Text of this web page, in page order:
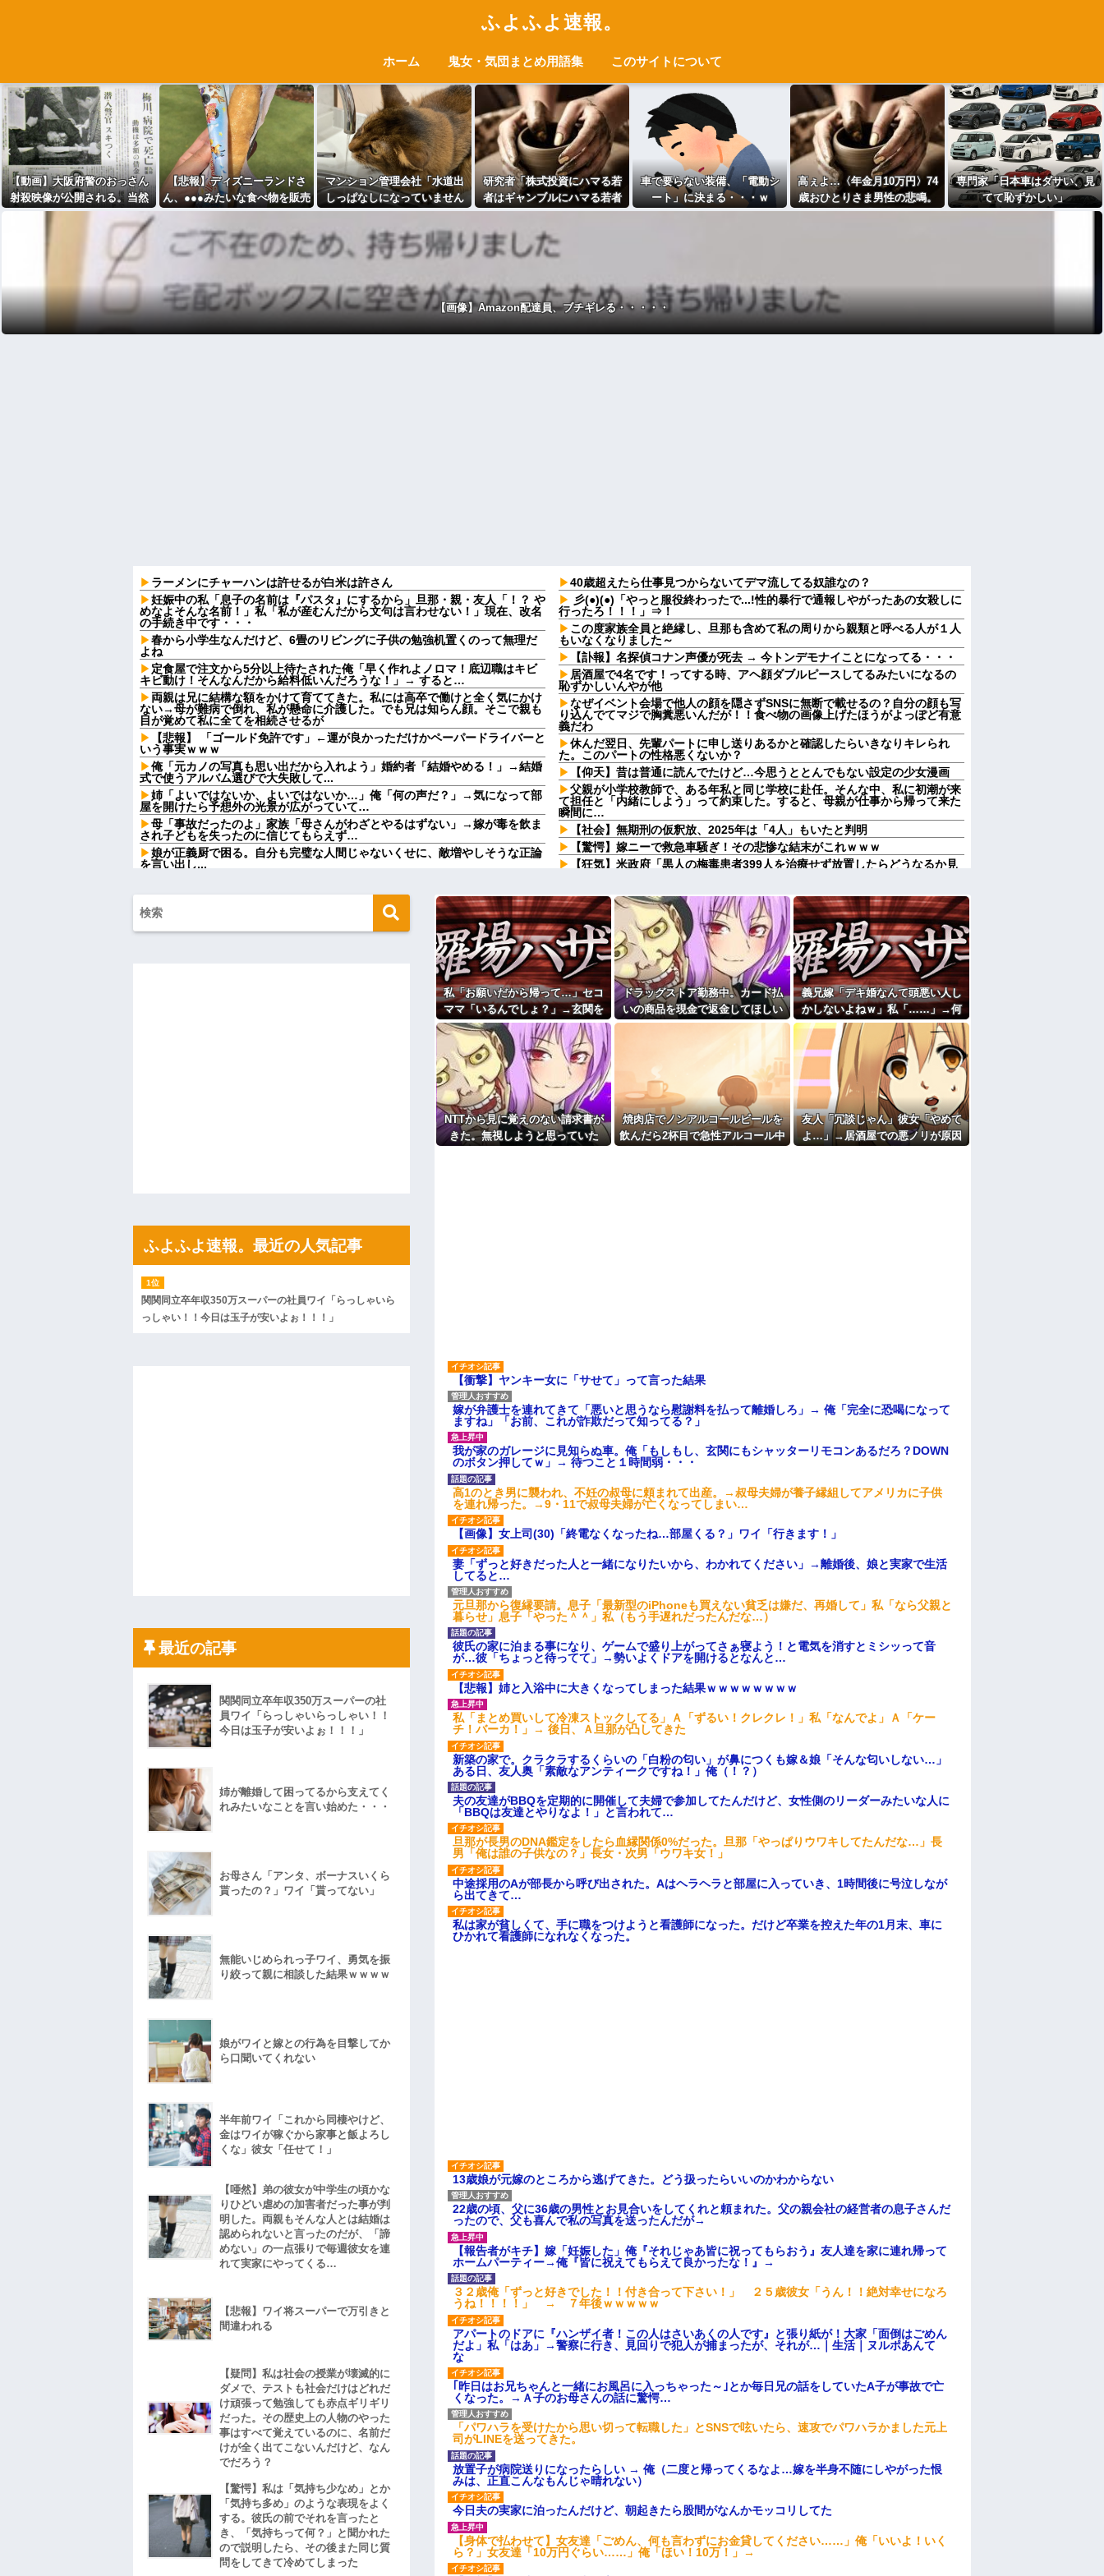
ふよふよ速報。
ホーム 鬼女・気団まとめ用語集 このサイトについて
【動画】大阪府警のおっさん
射殺映像が公開される。当然
のように無抵抗だったことが
【悲報】ディズニーランドさ
ん、●●●みたいな食べ物を販売
してしまう
マンション管理会社「水道出
しっぱなしになっていません
か？」俺「猫が飲むように常
時出してますよ」⇒結果ｗ
研究者「株式投資にハマる若
者はギャンブルにハマる若者
と同じ傾向がある」
車で要らない装備、「電動シ
ート」に決まる・・・ｗ
高ぇよ…〈年金月10万円〉74
歳おひとりさま男性の悲鳴。
「惣菜すら手が出ない」
専門家「日本車はダサい、見
てて恥ずかしい」
【画像】Amazon配達員、ブチギレる・・・・・
ラーメンにチャーハンは許せるが白米は許さん
妊娠中の私「息子の名前は『パスタ』にするから」旦那・親・友人「！？ や
めなよそんな名前！」私「私が産むんだから文句は言わせない！」現在、改名
の手続き中です・・・
春から小学生なんだけど、6畳のリビングに子供の勉強机置くのって無理だ
よね
定食屋で注文から5分以上待たされた俺「早く作れよノロマ！底辺職はキビ
キビ動け！そんなんだから給料低いんだろうな！」→ すると…
両親は兄に結構な額をかけて育ててきた。私には高卒で働けと全く気にかけ
ない→母が難病で倒れ、私が懸命に介護した。でも兄は知らん顔。そこで親も
目が覚めて私に全てを相続させるが
【悲報】 「ゴールド免許です」←運が良かっただけかペーパードライバーと
いう事実ｗｗｗ
俺「元カノの写真も思い出だから入れよう」婚約者「結婚やめる！」→結婚
式で使うアルバム選びで大失敗して...
姉「よいではないか、よいではないか…」俺「何の声だ？」→気になって部
屋を開けたら予想外の光景が広がっていて…
母「事故だったのよ」家族「母さんがわざとやるはずない」→嫁が毒を飲ま
され子どもを失ったのに信じてもらえず…
娘が正義厨で困る。自分も完璧な人間じゃないくせに、敵増やしそうな正論
を言い出し...
ていた
子供達のリクエストでシーフードカレーを作り子供達とハフハフしていたら
帰宅した夫がキレるキレる。夫「俺がシーフード嫌いなの知っているだろう...
【悲報】Z世代「なんでセルフレジなのに自分で商品通さないといけないん
【朗報】Amazonで「GANTZ」が全巻100円ｗｗｗｗｗｗｗｗｗｗ
ワイ手取り15万正社員→副業でウーバーやってるんやが金がない
祭りって謎だよな、誰が神輿担いでるの？屋台出店してる奴らは誰の許可を
【悲報】大卒初任給600万の時代へwwwwwwwwwwwwwwwwwww
ドラッグストア勤務中。カード払いの商品を現金で返金してほしいと言い張
る女性客。断っても引き下がらず、その後まさかの展開に…
ハードオフに売っていた4万4000円のフィギュアがヤバすぎるｗｗｗｗｗｗ
私「ちょっと、人の家の金庫触らないでよ！」キチママ『そこに金庫があっ
たから、開けてみようとしただけ☆』義兄「泥は出てけ！二度と来るな！」結
私「初めて飲む味だけどなんのお茶？」彼「ちっ！」私「」
【ネット騒然】惨殺されたタワマン頂き女子のこの動画、すげえええええｗ
ｗｗｗｗｗｗｗｗｗｗ
【愕然】白のクラウン俺氏、高速道路左車線を制限速度で走った結果
wwwwwwwwwwww
百年の恋12-899 食べた量を張り合ってくる
【悲報】佐藤輝明・・・２軍でも盛大にやらかす←あまり悲しませないでく
40歳超えたら仕事見つからないてデマ流してる奴誰なの？
彡(●)(●)「やっと服役終わったで...!性的暴行で通報しやがったあの女殺しに
行ったろ！！！」⇒！
この度家族全員と絶縁し、旦那も含めて私の周りから親類と呼べる人が１人
もいなくなりました～
【訃報】名探偵コナン声優が死去 → 今トンデモナイことになってる・・・
居酒屋で4名です！ってする時、アヘ顔ダブルピースしてるみたいになるの
恥ずかしいんやが他
なぜイベント会場で他人の顔を隠さずSNSに無断で載せるの？自分の顔も写
り込んでてマジで胸糞悪いんだが！！食べ物の画像上げたほうがよっぽど有意
義だわ
休んだ翌日、先輩パートに申し送りあるかと確認したらいきなりキレられ
た。このパートの性格悪くないか？
【仰天】昔は普通に読んでたけど…今思うととんでもない設定の少女漫画
父親が小学校教師で、ある年私と同じ学校に赴任。そんな中、私に初潮が来
て担任と「内緒にしよう」って約束した。すると、母親が仕事から帰って来た
瞬間に…
【社会】無期刑の仮釈放、2025年は「4人」もいたと判明
【驚愕】嫁ニーで救急車騒ぎ！その悲惨な結末がこれｗｗｗ
【狂気】米政府「黒人の梅毒患者399人を治療せず放置したらどうなるか見
「まっちゃんぐらい稼いでたら最終的には許すかもｗ」って言ったら旦那が
突然怒り出した。このまま情まで枯渇しそう
【速報】専門家「イオンモール熊本の爆心地に”こんなもの”があったんだけ
ど…」
家購入に「ダメダメ！」と猛反対するトメに「あなたの家じゃありません」
と言い放った結果→激怒したトメが自ら〇〇を口にして最高の展開へｗｗｗｗ
ｗｗ
６畳１間のアパートで、隣に住む専門学生の部屋が余りにうるさくて警察を
呼んで注意をしに行ったら…
24歳の嫁に性的な魅力を感じなくなったので離婚したい件
【奇跡】浮気嫁がモラハラで離婚調停申し立て！実は驚愕の逆転劇が待って
いたｗｗｗ
主な税金の成り立ちを調べてみたよ
私「お願いだから帰って…」セコ
ママ「いるんでしょ？」→玄関を
ガチャガチャされ、警察を呼ぶ事
態になって…
ドラッグストア勤務中。カード払
いの商品を現金で返金してほしい
と言い張る女性客。断っても引き
下がらず、その後まさかの展開
義兄嫁「デキ婚なんて頭悪い人し
かしないよねｗ」私「……」→何
をしても嫌味を言われ続けた末
に…
NTTから見に覚えのない請求書が
きた。無視しようと思っていた
焼肉店でノンアルコールビールを
飲んだら2杯目で急性アルコール中
友人「冗談じゃん」彼女「やめて
よ…」→居酒屋での悪ノリが原因
【衝撃】ヤンキー女に「サせて」って言った結果
嫁が弁護士を連れてきて「悪いと思うなら慰謝料を払って離婚しろ」→ 俺「完全に恐喝になって
ますね」「お前、これが詐欺だって知ってる？」
我が家のガレージに見知らぬ車。俺「もしもし、玄関にもシャッターリモコンあるだろ？DOWN
のボタン押してｗ」→ 待つこと１時間弱・・・
高1のとき男に襲われ、不妊の叔母に頼まれて出産。→叔母夫婦が養子縁組してアメリカに子供
を連れ帰った。→9・11で叔母夫婦が亡くなってしまい…
【画像】女上司(30)「終電なくなったね…部屋くる？」ワイ「行きます！」
妻「ずっと好きだった人と一緒になりたいから、わかれてください」→離婚後、娘と実家で生活
してると…
元旦那から復縁要請。息子「最新型のiPhoneも買えない貧乏は嫌だ、再婚して」私「なら父親と
暮らせ」息子「やった＾＾」私（もう手遅れだったんだな…）
彼氏の家に泊まる事になり、ゲームで盛り上がってさぁ寝よう！と電気を消すとミシッって音
が…彼「ちょっと待ってて」→勢いよくドアを開けるとなんと…
【悲報】姉と入浴中に大きくなってしまった結果ｗｗｗｗｗｗｗｗ
私「まとめ買いして冷凍ストックしてる」Ａ「ずるい！クレクレ！」私「なんでよ」Ａ「ケー
チ！バーカ！」→ 後日、Ａ旦那が凸してきた
新築の家で。クラクラするくらいの「白粉の匂い」が鼻につくも嫁＆娘「そんな匂いしない…」
ある日、友人奥「素敵なアンティークですね！」俺（！？）
夫の友達がBBQを定期的に開催して夫婦で参加してたんだけど、女性側のリーダーみたいな人に
「BBQは友達とやりなよ！」と言われて…
旦那が長男のDNA鑑定をしたら血縁関係0%だった。旦那「やっぱりウワキしてたんだな…」長
男「俺は誰の子供なの？」長女・次男「ウワキ女！」
中途採用のAが部長から呼び出された。Aはヘラヘラと部屋に入っていき、1時間後に号泣しなが
ら出てきて…
私は家が貧しくて、手に職をつけようと看護師になった。だけど卒業を控えた年の1月末、車に
ひかれて看護師になれなくなった。
13歳娘が元嫁のところから逃げてきた。どう扱ったらいいのかわからない
22歳の頃、父に36歳の男性とお見合いをしてくれと頼まれた。父の親会社の経営者の息子さんだ
ったので、父も喜んで私の写真を送ったんだが→
【報告者がキチ】嫁「妊娠した」俺『それじゃあ皆に祝ってもらおう』友人達を家に連れ帰って
ホームパーティー→俺『皆に祝えてもらえて良かったな！』→
３２歳俺「ずっと好きでした！！付き合って下さい！」 ２５歳彼女「うん！！絶対幸せになろ
うね！！！！」 → ７年後ｗｗｗｗｗ
アパートのドアに『ハンザイ者！この人はさいあくの人です』と張り紙が！大家「面倒はごめん
だよ」私「はあ」→警察に行き、見回りで犯人が捕まったが、それが…｜生活｜ヌルポあんて
な
｢昨日はお兄ちゃんと一緒にお風呂に入っちゃった～｣とか毎日兄の話をしていたA子が事故で亡
くなった。→Ａ子のお母さんの話に驚愕…
「パワハラを受けたから思い切って転職した」とSNSで呟いたら、速攻でパワハラかました元上
司がLINEを送ってきた。
放置子が病院送りになったらしい → 俺（二度と帰ってくるなよ…嫁を半身不随にしやがった恨
みは、正直こんなもんじゃ晴れない）
今日夫の実家に泊ったんだけど、朝起きたら股間がなんかモッコリしてた
【身体で払わせて】女友達「ごめん、何も言わずにお金貸してください……」俺「いいよ！いく
ら？」女友達「10万円ぐらい……」俺「ほい！10万！」→
ふよふよ速報。最近の人気記事
関関同立卒年収350万スーパーの社員ワイ「らっしゃいら
っしゃい！！今日は玉子が安いよぉ！！！」
最近の記事
関関同立卒年収350万スーパーの社
員ワイ「らっしゃいらっしゃい！！
今日は玉子が安いよぉ！！！」
姉が離婚して困ってるから支えてく
れみたいなことを言い始めた・・・
お母さん「アンタ、ボーナスいくら
貰ったの？」ワイ「貰ってない」
無能いじめられっ子ワイ、勇気を振
り絞って親に相談した結果ｗｗｗｗ
娘がワイと嫁との行為を目撃してか
ら口聞いてくれない
半年前ワイ「これから同棲やけど、
金はワイが稼ぐから家事と飯よろし
くな」彼女「任せて！」
【唖然】弟の彼女が中学生の頃かな
りひどい虐めの加害者だった事が判
明した。両親もそんな人とは結婚は
認められないと言ったのだが、「諦
めない」の一点張りで毎週彼女を連
れて実家にやってくる…
【悲報】ワイ将スーパーで万引きと
間違われる
【疑問】私は社会の授業が壊滅的に
ダメで、テストも社会だけはどれだ
け頑張って勉強しても赤点ギリギリ
だった。その歴史上の人物のやった
事はすべて覚えているのに、名前だ
けが全く出てこないんだけど、なん
でだろう？
【驚愕】私は「気持ち少なめ」とか
「気持ち多め」のような表現をよく
する。彼氏の前でそれを言ったと
き、「気持ちって何？」と聞かれた
ので説明したら、その後また同じ質
問をしてきて冷めてしまった